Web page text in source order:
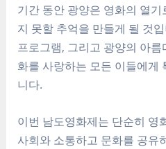
기간 동안 광양은 영화의 열
지 못할 추억을 만들게 될 것
프로그램, 그리고 광양의 아
화를 사랑하는 모든 이들에게
니다.
이번 남도영화제는 단순히 영
사회와 소통하고 문화를 공유